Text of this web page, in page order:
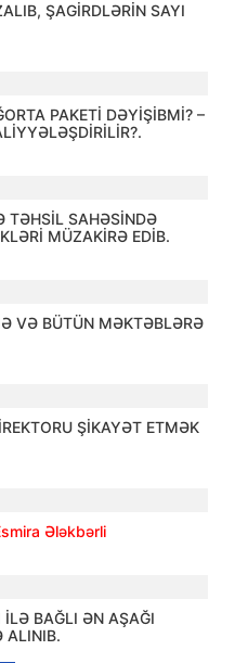
ŞAGİRDLƏRİN SAYI
PAKETİ DƏYİŞİBMİ? –
TƏHSİL SAHƏSİNDƏ
MÜZAKİRƏ EDİB.
VƏ BÜTÜN MƏKTƏBLƏRƏ
ŞİKAYƏT ETMƏK
Ələkbərli
BAĞLI ƏN AŞAĞI
ALINIB.